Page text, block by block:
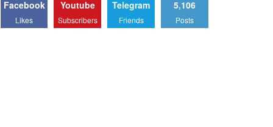
Facebook
Likes
Youtube
Subscribers
Telegram
Friends
5,106
Posts